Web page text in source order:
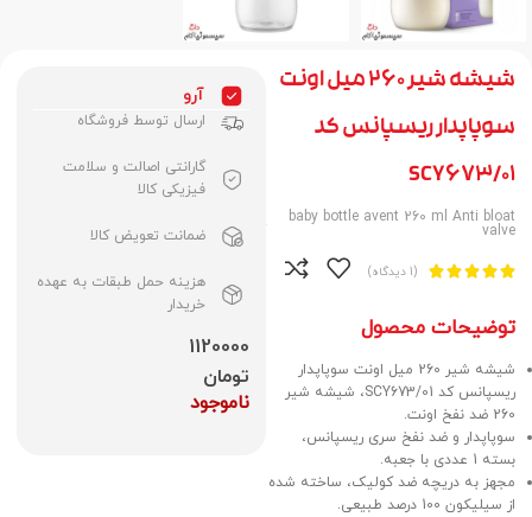
شیشه شیر 260 میل اونت
سوپاپدار ریسپانس کد
SCY673/01
baby bottle avent 260 ml Anti bloat
valve




 (1 دیدگاه)
توضیحات محصول
شیشه شیر 260 میل اونت سوپاپدار
ریسپانس کد SCY673/01، شیشه شیر
260 ضد نفخ اونت.
سوپاپدار و ضد نفخ سری ریسپانس،
بسته 1 عددی با جعبه.
مجهز به دریچه ضد کولیک، ساخته شده
از سیلیکون 100 درصد طبیعی.
آرو
ارسال توسط فروشگاه
گارانتی اصالت و سلامت
فیزیکی کالا
ضمانت تعویض کالا
هزینه حمل طبقات به عهده
خریدار
1120000
تومان
ناموجود